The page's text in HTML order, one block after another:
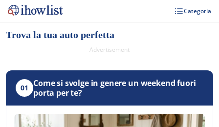
Categoria
Trova la tua auto perfetta
Advertisement
01
Come si svolge in genere un weekend fuori
porta per te?